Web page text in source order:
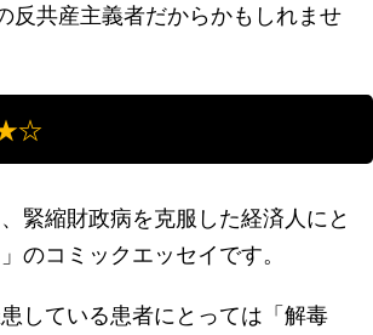
反共産主義者だからかもしれませ
緊縮財政病を克服した経済人にと
のコミックエッセイです。
している患者にとっては「解毒